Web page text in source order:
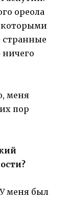
ореола
которыми
меня
пор
меня был